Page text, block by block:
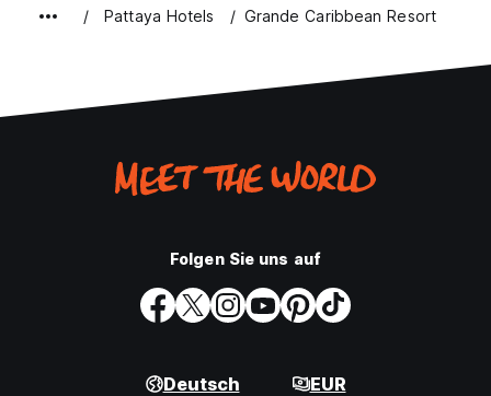
Pattaya Hotels Grande Caribbean Resort
Folgen Sie uns auf
Deutsch EUR